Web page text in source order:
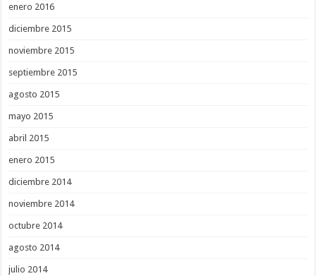
enero 2016
diciembre 2015
noviembre 2015
septiembre 2015
agosto 2015
mayo 2015
abril 2015
enero 2015
diciembre 2014
noviembre 2014
octubre 2014
agosto 2014
julio 2014